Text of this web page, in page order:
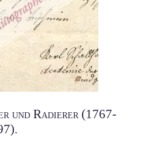
und Radierer (1767-